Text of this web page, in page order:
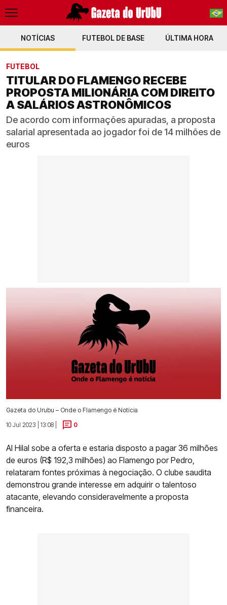
PT-BR
NOTÍCIAS FUTEBOL DE BASE ÚLTIMA HORA
FUTEBOL
TITULAR DO FLAMENGO RECEBE
PROPOSTA MILIONÁRIA COM DIREITO
A SALÁRIOS ASTRONÔMICOS
De acordo com informações apuradas, a proposta
salarial apresentada ao jogador foi de 14 milhões de
euros
Gazeta do Urubu – Onde o Flamengo é Notícia
10 Jul 2023 | 13:08 |
0
Al Hilal sobe a oferta e estaria disposto a pagar 36 milhões
de euros (R$ 192,3 milhões) ao Flamengo por Pedro,
relataram fontes próximas à negociação. O clube saudita
demonstrou grande interesse em adquirir o talentoso
atacante, elevando consideravelmente a proposta
financeira.